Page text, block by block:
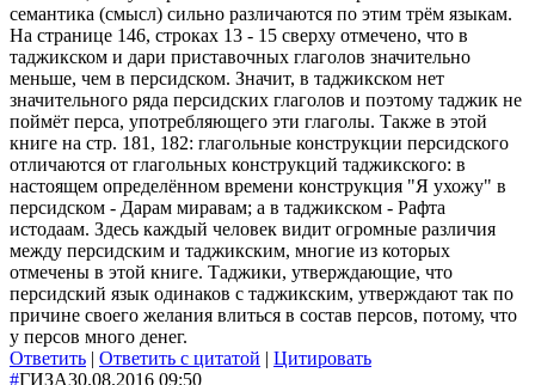
семантика (смысл) сильно различаются по этим трём языкам.
На странице 146, строках 13 - 15 сверху отмечено, что в
таджикском и дари приставочных глаголов значительно
меньше, чем в персидском. Значит, в таджикском нет
значительного ряда персидских глаголов и поэтому таджик не
поймёт перса, употребляющего эти глаголы. Также в этой
книге на стр. 181, 182: глагольные конструкции персидского
отличаются от глагольных конструкций таджикского: в
настоящем определённом времени конструкция "Я ухожу" в
персидском - Дарам миравам; а в таджикском - Рафта
истодаам. Здесь каждый человек видит огромные различия
между персидским и таджикским, многие из которых
отмечены в этой книге. Таджики, утверждающие, что
персидский язык одинаков с таджикским, утверждают так по
причине своего желания влиться в состав персов, потому, что
у персов много денег.
Ответить | Ответить с цитатой | Цитировать
#ГИЗА30.08.2016 09:50